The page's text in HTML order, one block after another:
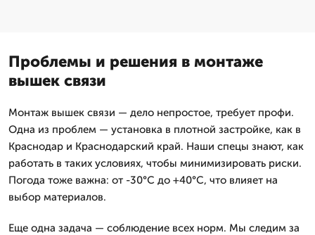
Проблемы и решения в монтаже
вышек связи
Монтаж вышек связи — дело непростое, требует профи.
Одна из проблем — установка в плотной застройке, как в
Краснодар и Краснодарский край. Наши спецы знают, как
работать в таких условиях, чтобы минимизировать риски.
Погода тоже важна: от -30°C до +40°C, что влияет на
выбор материалов.
Еще одна задача — соблюдение всех норм. Мы следим за